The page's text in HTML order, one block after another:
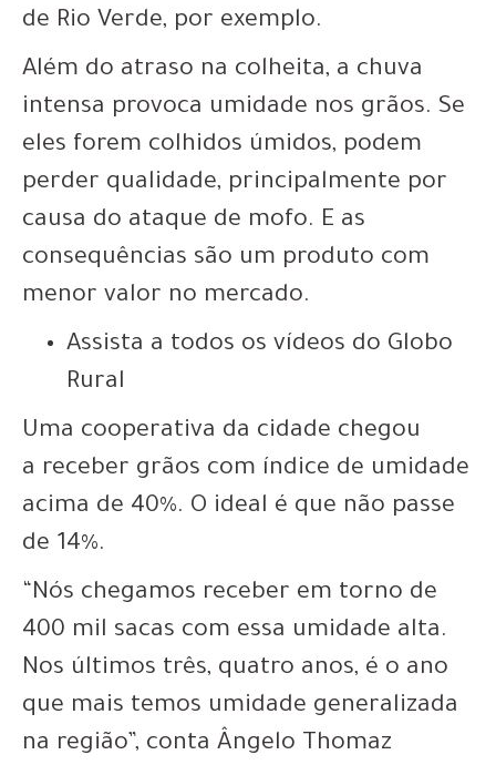
de Rio Verde, por exemplo.
Além do atraso na colheita, a chuva
intensa provoca umidade nos grãos. Se
eles forem colhidos úmidos, podem
perder qualidade, principalmente por
causa do ataque de mofo. E as
consequências são um produto com
menor valor no mercado.
Assista a todos os vídeos do Globo
Rural
Uma cooperativa da cidade chegou
a receber grãos com índice de umidade
acima de 40%. O ideal é que não passe
de 14%.
“Nós chegamos receber em torno de
400 mil sacas com essa umidade alta.
Nos últimos três, quatro anos, é o ano
que mais temos umidade generalizada
na região”, conta Ângelo Thomaz